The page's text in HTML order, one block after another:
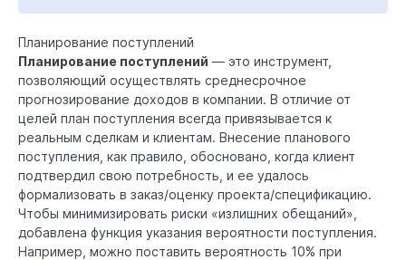
Планирование поступлений
Планирование поступлений — это инструмент,
позволяющий осуществлять среднесрочное
прогнозирование доходов в компании. В отличие от
целей план поступления всегда привязывается к
реальным сделкам и клиентам. Внесение планового
поступления, как правило, обосновано, когда клиент
подтвердил свою потребность, и ее удалось
формализовать в заказ/оценку проекта/спецификацию.
Чтобы минимизировать риски «излишних обещаний»,
добавлена функция указания вероятности поступления.
Например, можно поставить вероятность 10% при